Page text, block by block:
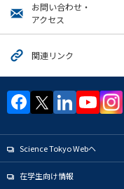
お問い合わせ・
アクセス
関連リンク
Science Tokyo Webヘ
在学生向け情報